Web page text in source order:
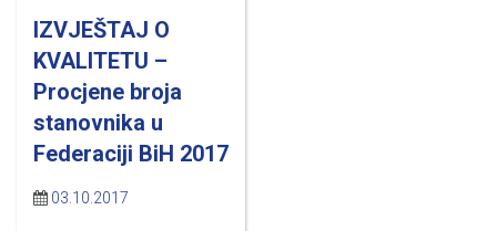
IZVJEŠTAJ O
KVALITETU –
Procjene broja
stanovnika u
Federaciji BiH 2017
03.10.2017